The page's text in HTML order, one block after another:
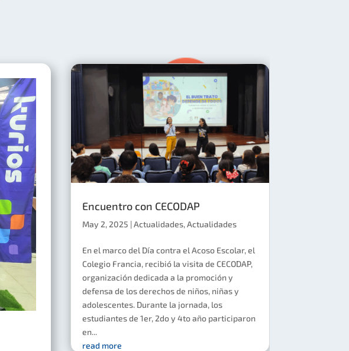
Encuentro con CECODAP
May 2, 2025 |Actualidades,Actualidades
En el marco del Día contra el Acoso Escolar, el
Colegio Francia, recibió la visita de CECODAP,
organización dedicada a la promoción y
defensa de los derechos de niños, niñas y
adolescentes. Durante la jornada, los
estudiantes de 1er, 2do y 4to año participaron
en...
read more